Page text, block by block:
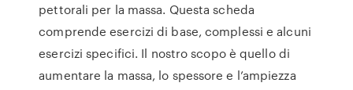
pettorali per la massa. Questa scheda
comprende esercizi di base, complessi e alcuni
esercizi specifici. Il nostro scopo è quello di
aumentare la massa, lo spessore e l’ampiezza